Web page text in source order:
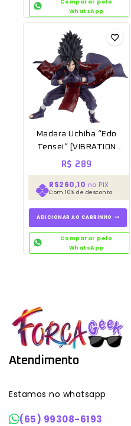
Comparar pelo
WhatsApp
Madara Uchiha “Edo
Tensei” [VIBRATION
STARS] 100% Original
R$ 289
R$260,10 no PIX
Com 10% de desconto
ADICIONAR AO CARRINHO
Comparar pelo
WhatsApp
Atendimento
Estamos no whatsapp
(65) 99308-6193